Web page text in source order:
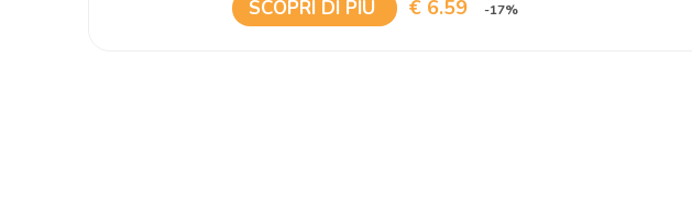
SCOPRI DI PIÙ € 6.59 -17%